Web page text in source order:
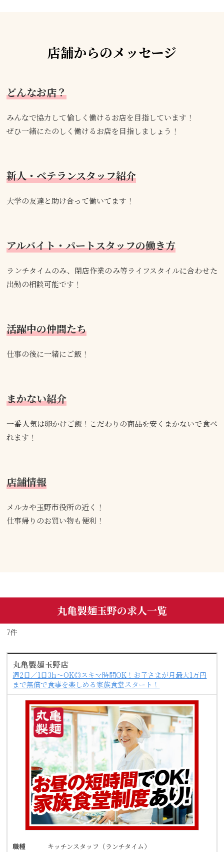
店舗からのメッセージ
どんなお店？
みんなで協力して愉しく働けるお店を目指しています！
ぜひ一緒にたのしく働けるお店を目指しましょう！
新人・ベテランスタッフ紹介
大学の友達と助け合って働いてます！
アルバイト・パートスタッフの働き方
ランチタイムのみ、閉店作業のみ等ライフスタイルに合わせた
出勤の相談可能です！
活躍中の仲間たち
仕事の後に一緒にご飯！
まかない紹介
一番人気は卵かけご飯！こだわりの商品を安くまかないで食べ
れます！
店舗情報
メルカや玉野市役所の近く！
仕事帰りのお買い物も便利！
丸亀製麺玉野の求人一覧
7件
丸亀製麺玉野店
週2日／1日3h～OK◎スキマ時間OK！お子さまが月最大1万円
まで無償で食事を楽しめる家族食堂スタート！
職種
キッチンスタッフ（ランチタイム）